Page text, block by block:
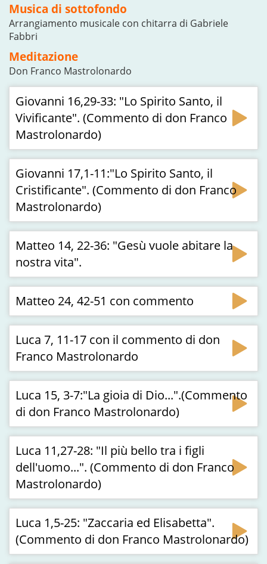
Musica di sottofondo
Arrangiamento musicale con chitarra di Gabriele
Fabbri
Meditazione
Don Franco Mastrolonardo
Giovanni 16,29-33: "Lo Spirito Santo, il
Vivificante". (Commento di don Franco
Mastrolonardo)
Giovanni 17,1-11:"Lo Spirito Santo, il
Cristificante". (Commento di don Franco
Mastrolonardo)
Matteo 14, 22-36: "Gesù vuole abitare la
nostra vita".
Matteo 24, 42-51 con commento
Luca 7, 11-17 con il commento di don
Franco Mastrolonardo
Luca 15, 3-7:"La gioia di Dio...".(Commento
di don Franco Mastrolonardo)
Luca 11,27-28: "Il più bello tra i figli
dell'uomo...". (Commento di don Franco
Mastrolonardo)
Luca 1,5-25: "Zaccaria ed Elisabetta".
(Commento di don Franco Mastrolonardo)